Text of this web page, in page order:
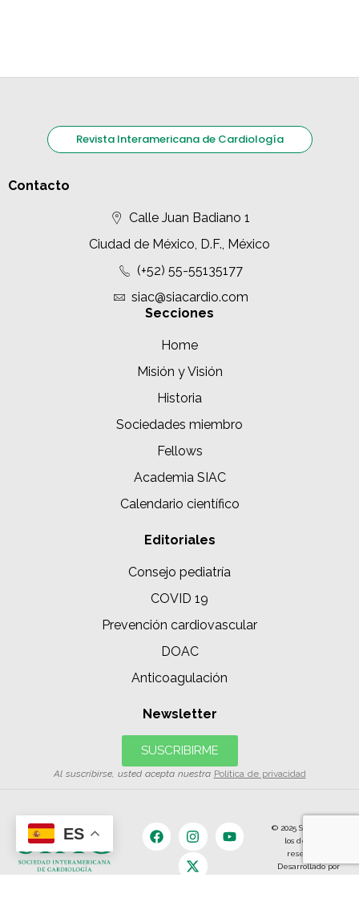
Revista Interamericana de Cardiología
Contacto
Calle Juan Badiano 1
Ciudad de México, D.F., México
(+52) 55-55135177
siac@siacardio.com
Secciones
Home
Misión y Visión
Historia
Sociedades miembro
Fellows
Academia SIAC
Calendario científico
Editoriales
Consejo pediatría
COVID 19
Prevención cardiovascular
DOAC
Anticoagulación
Newsletter
SUSCRIBIRME
Al suscribirse, usted acepta nuestra Política de privacidad
© 2025 SIAC | Todos
los derechos
reservados.
Desarrollado por
ES